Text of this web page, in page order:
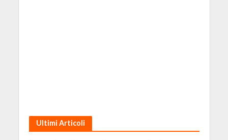
Ultimi Articoli